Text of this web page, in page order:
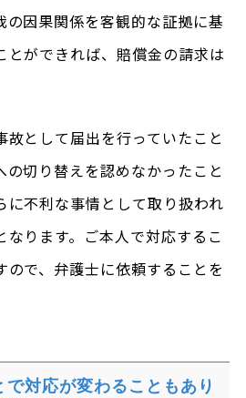
の因果関係を客観的な証拠に基
とができれば、賠償金の請求は
故として届出を行っていたこと
の切り替えを認めなかったこと
に不利な事情として取り扱われ
なります。ご本人で対応するこ
ので、弁護士に依頼することを
対応が変わることもあり